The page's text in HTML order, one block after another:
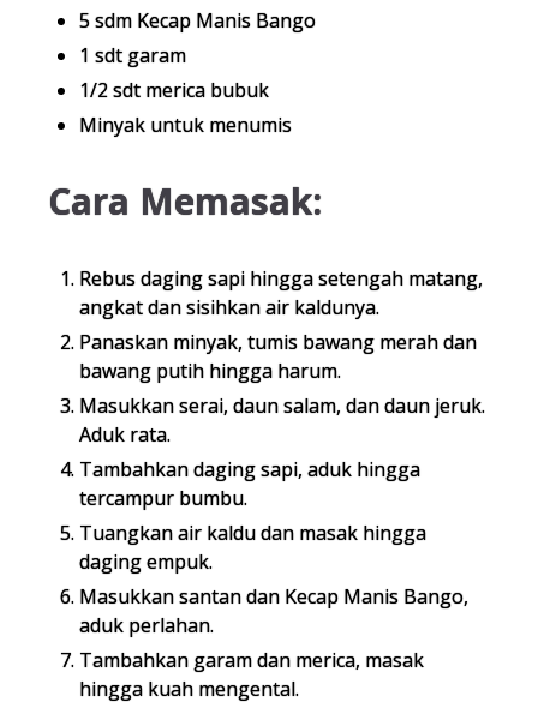
5 sdm Kecap Manis Bango
1 sdt garam
1/2 sdt merica bubuk
Minyak untuk menumis
Cara Memasak:
Rebus daging sapi hingga setengah matang,
angkat dan sisihkan air kaldunya.
Panaskan minyak, tumis bawang merah dan
bawang putih hingga harum.
Masukkan serai, daun salam, dan daun jeruk.
Aduk rata.
Tambahkan daging sapi, aduk hingga
tercampur bumbu.
Tuangkan air kaldu dan masak hingga
daging empuk.
Masukkan santan dan Kecap Manis Bango,
aduk perlahan.
Tambahkan garam dan merica, masak
hingga kuah mengental.